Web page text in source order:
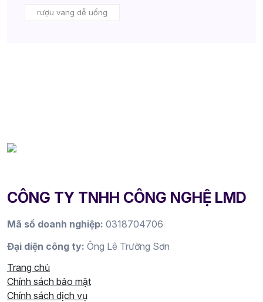
rượu vang dễ uống
CÔNG TY TNHH CÔNG NGHỆ LMD
Mã số doanh nghiệp: 0318704706
Đại diện công ty: Ông Lê Trường Sơn
Trang chủ
Chính sách bảo mật
Chính sách dịch vụ